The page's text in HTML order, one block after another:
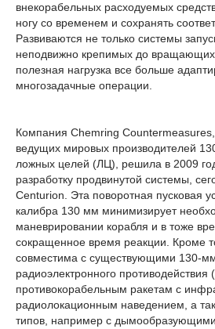
внекорабельных расходуемых
ногу со временем и сохранять
Развиваются не только системы
неподвижно крепимых до
полезная нагрузка все больше
многозадачные операции.
Компания Chemring
ведущих мировых производителей
ложных целей (ЛЦ), решила в 2009
разработку продвинутой системы,
Centurion. Эта поворотная пусковая
калибра 130 мм минимизирует
маневрировании корабля и в тоже
сокращенное время реакции. Кроме
совместима с существующими 130-
радиоэлектронного противодействия
противокорабельным ракетам с
радиолокационным наведением, а
типов, например с